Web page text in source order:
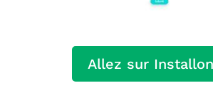
Allez sur